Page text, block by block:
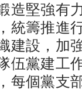
造堅強有
統籌推進
建設，加
伍黨建工
每個黨支